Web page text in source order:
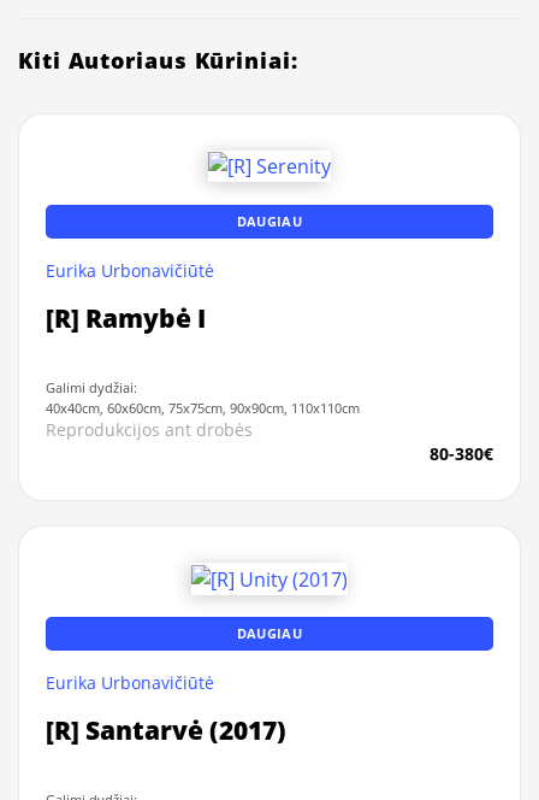
Kiti Autoriaus Kūriniai:
DAUGIAU
Eurika Urbonavičiūtė
[R] Ramybė I
Galimi dydžiai:
40x40cm, 60x60cm, 75x75cm, 90x90cm, 110x110cm
Reprodukcijos ant drobės
80-380€
DAUGIAU
Eurika Urbonavičiūtė
[R] Santarvė (2017)